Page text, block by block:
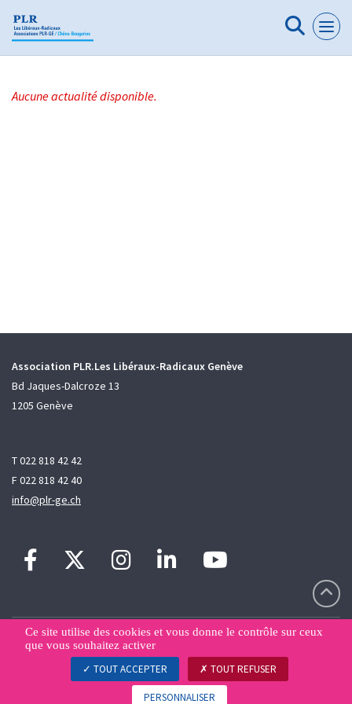
Aucune actualité disponible.
Association PLR.Les Libéraux-Radicaux Genève
Bd Jaques-Dalcroze 13
1205 Genève
T 022 818 42 42
F 022 818 42 40
info@plr-ge.ch
Contact Sitemap
Déclaration de confidentialité
Gestion des données
© PLR.Les Libéraux-Radicaux
Une créationWNG agence digitale
Ce site utilise des cookies et vous donne le contrôle sur ceux
que vous souhaitez activer
TOUT ACCEPTER TOUT REFUSER
PERSONNALISER